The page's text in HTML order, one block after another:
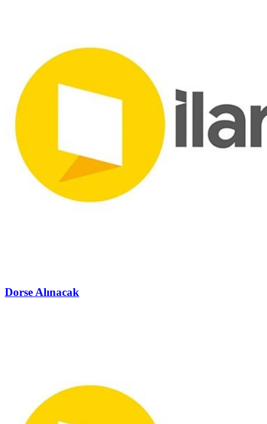
Dorse Alınacak